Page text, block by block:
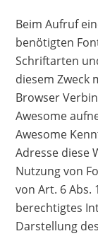
Beim Aufruf
benötigten
Schriftarten
diesem Zweck
Browser
Awesome
Awesome
Adresse diese
Nutzung von
von Art. 6 Abs.
berechtigtes
Darstellung